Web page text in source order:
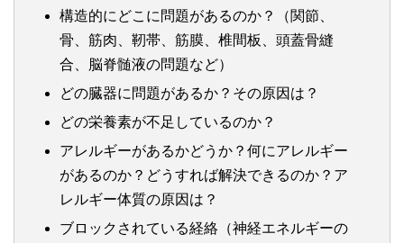
構造的にどこに問題があるのか？（関節、
骨、筋肉、靭帯、筋膜、椎間板、頭蓋骨縫
合、脳脊髄液の問題など）
どの臓器に問題があるか？その原因は？
どの栄養素が不足しているのか？
アレルギーがあるかどうか？何にアレルギー
があるのか？どうすれば解決できるのか？ア
レルギー体質の原因は？
ブロックされている経絡（神経エネルギーの